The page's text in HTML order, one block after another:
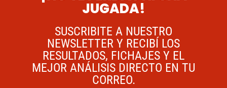
JUGADA!
SUSCRIBITE A NUESTRO
NEWSLETTER Y RECIBÍ LOS
RESULTADOS, FICHAJES Y EL
MEJOR ANÁLISIS DIRECTO EN TU
CORREO.